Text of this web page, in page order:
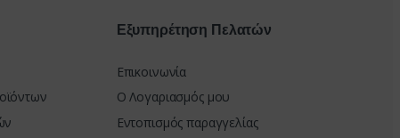
Εξυπηρέτηση Πελατών
Επικοινωνία
Ο Λογαριασμός μου
Εντοπισμός παραγγελίας